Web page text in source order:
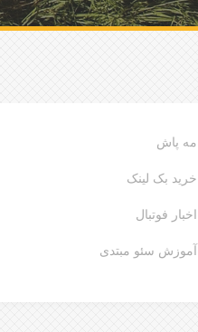
مه پاش
خرید بک لینک
اخبار فوتبال
آموزش سئو مبتدی